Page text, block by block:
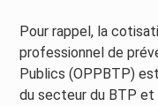
Construire votre
Être prêt pour la
Dématérialiser vos
Pour rappel, la
professionnel de
Publics (OPPBTP)
du secteur du BTP et